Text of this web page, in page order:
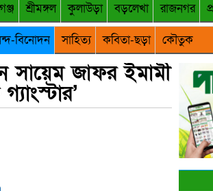
শ্রীমঙ্গল কুলাউড়া বড়লেখা রাজনগর
বিনোদন সাহিত্য কবিতা-ছড়া কৌতুক
সায়েম জাফর ইমামী